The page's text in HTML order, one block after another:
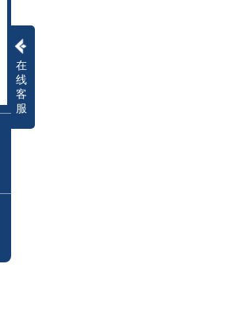
在
线
客
服